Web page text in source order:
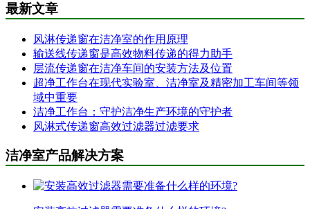
最新文章
风淋传递窗在洁净室的作用原理
输送线传递窗是高效物料传递的得力助手
层流传递窗在洁净车间的安装方法及位置
超净工作台在现代实验室、洁净室及精密加工车间等领
域中重要
洁净工作台：守护洁净生产环境的守护者
风淋式传递窗高效过滤器过滤要求
洁净室产品解决方案